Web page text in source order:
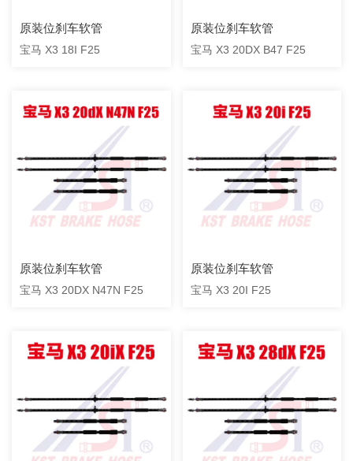
原装位刹车软管
宝马 X3 18I F25
原装位刹车软管
宝马 X3 20DX B47 F25
原装位刹车软管
宝马 X3 20DX N47N F25
原装位刹车软管
宝马 X3 20I F25